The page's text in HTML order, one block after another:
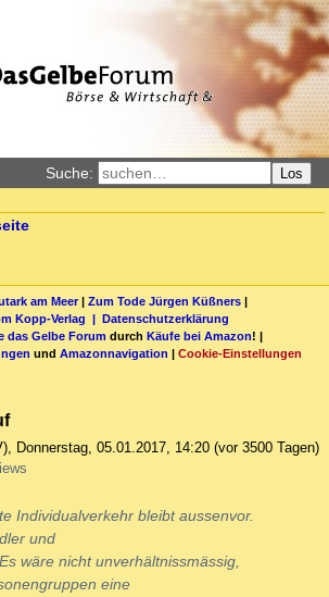
Suche: Los
am Meer| Zum Tode Jürgen Küßners |
Kopp-Verlag | Datenschutzerklärung
das Gelbe Forum durch Käufe bei Amazon! |
und Amazonnavigation | Cookie-Einstellungen
, Donnerstag, 05.01.2017, 14:20 (vor 3500 Tagen)
Individualverkehr bleibt aussenvor.
und
wäre nicht unverhältnissmässig,
eine